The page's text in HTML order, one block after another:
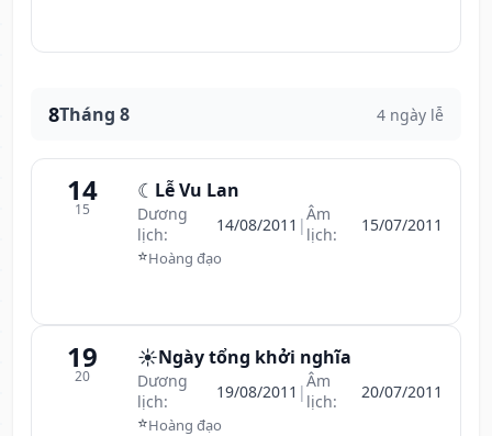
8Tháng 8 4 ngày lễ
14
15
☾ Lễ Vu Lan
Dương
lịch:
14/08/2011 |Âm
lịch:
15/07/2011
⭐Hoàng đạo
19
20
☀️Ngày tổng khởi nghĩa
Dương
lịch:
19/08/2011 |Âm
lịch:
20/07/2011
⭐Hoàng đạo